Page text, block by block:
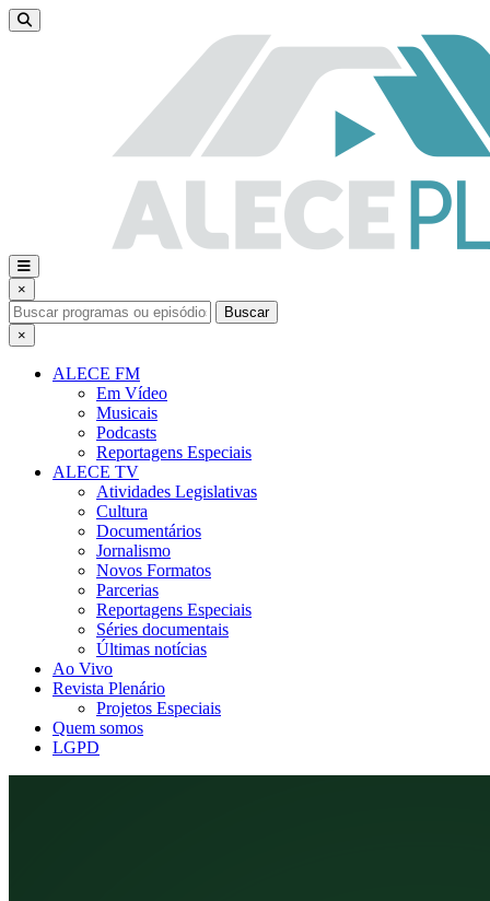
×
Buscar
×
ALECE FM
Em Vídeo
Musicais
Podcasts
Reportagens Especiais
ALECE TV
Atividades Legislativas
Cultura
Documentários
Jornalismo
Novos Formatos
Parcerias
Reportagens Especiais
Séries documentais
Últimas notícias
Ao Vivo
Revista Plenário
Projetos Especiais
Quem somos
LGPD